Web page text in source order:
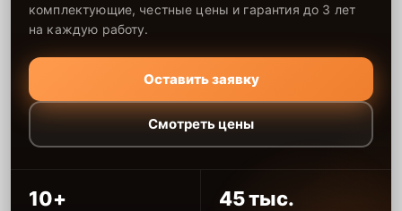
комплектующие, честные цены и гарантия до 3 лет
на каждую работу.
Оставить заявку
Смотреть цены
10+ 45 тыс.